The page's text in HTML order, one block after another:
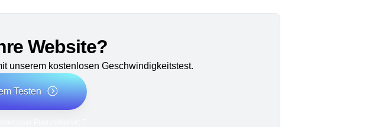
Website?
unserem kostenlosen Geschwindigkeitstest.
Testen